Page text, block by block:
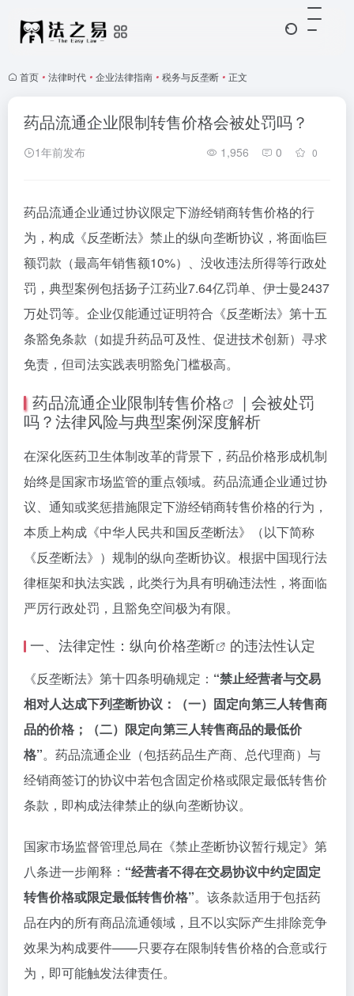
首页 • 法律时代 • 企业法律指南 • 税务与反垄断 • 正文
药品流通企业限制转售价格会被处罚吗？
1年前发布 1,956 0 0
药品流通企业通过协议限定下游经销商转售价格的行
为，构成《反垄断法》禁止的纵向垄断协议，将面临巨
额罚款（最高年销售额10%）、没收违法所得等行政处
罚，典型案例包括扬子江药业7.64亿罚单、伊士曼2437
万处罚等。企业仅能通过证明符合《反垄断法》第十五
条豁免条款（如提升药品可及性、促进技术创新）寻求
免责，但司法实践表明豁免门槛极高。
药品流通企业限制转售价格
| 会被处罚
吗？法律风险与典型案例深度解析
在深化医药卫生体制改革的背景下，药品价格形成机制
始终是国家市场监管的重点领域。药品流通企业通过协
议、通知或奖惩措施限定下游经销商转售价格的行为，
本质上构成《中华人民共和国反垄断法》（以下简称
《反垄断法》）规制的纵向垄断协议。根据中国现行法
律框架和执法实践，此类行为具有明确违法性，将面临
严厉行政处罚，且豁免空间极为有限。
一、法律定性： 纵向价格垄断 的违法性认定
《反垄断法》第十四条明确规定： “禁止经营者与交易
相对人达成下列垄断协议：（一）固定向第三人转售商
品的价格；（二）限定向第三人转售商品的最低价
格”。药品流通企业（包括药品生产商、总代理商）与
经销商签订的协议中若包含固定价格或限定最低转售价
条款，即构成法律禁止的纵向垄断协议。
国家市场监督管理总局在《禁止垄断协议暂行规定》第
八条进一步阐释： “经营者不得在交易协议中约定固定
转售价格或限定最低转售价格”。该条款适用于包括药
品在内的所有商品流通领域，且不以实际产生排除竞争
效果为构成要件——只要存在限制转售价格的合意或行
为，即可能触发法律责任。